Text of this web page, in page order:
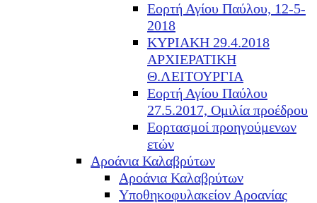
Εορτή Αγίου Παύλου, 12-5-
2018
ΚΥΡΙΑΚΗ 29.4.2018
ΑΡΧΙΕΡΑΤΙΚΗ
Θ.ΛΕΙΤΟΥΡΓΙΑ
Εορτή Αγίου Παύλου
27.5.2017, Ομιλία προέδρου
Εορτασμοί προηγούμενων
ετών
Αροάνια Καλαβρύτων
Αροάνια Καλαβρύτων
Υποθηκοφυλακείον Αροανίας